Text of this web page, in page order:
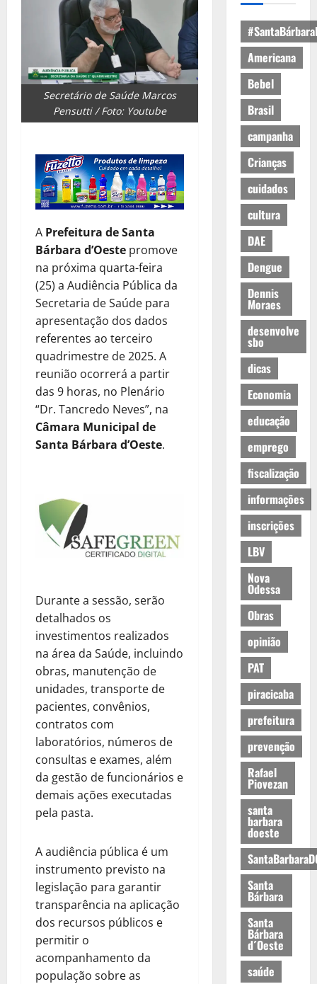
Secretário de Saúde Marcos
Pensutti / Foto: Youtube
A Prefeitura de Santa
Bárbara d’Oeste promove
na próxima quarta-feira
(25) a Audiência Pública da
Secretaria de Saúde para
apresentação dos dados
referentes ao terceiro
quadrimestre de 2025. A
reunião ocorrerá a partir
das 9 horas, no Plenário
“Dr. Tancredo Neves”, na
Câmara Municipal de
Santa Bárbara d’Oeste.
Durante a sessão, serão
detalhados os
investimentos realizados
na área da Saúde, incluindo
obras, manutenção de
unidades, transporte de
pacientes, convênios,
contratos com
laboratórios, números de
consultas e exames, além
da gestão de funcionários e
demais ações executadas
pela pasta.
A audiência pública é um
instrumento previsto na
legislação para garantir
transparência na aplicação
dos recursos públicos e
permitir o
acompanhamento da
população sobre as
Americana
Bebel
Brasil
campanha
Crianças
cuidados
cultura
DAE
Dengue
Dennis
Moraes
desenvolve
sbo
dicas
Economia
educação
emprego
fiscalização
informações
inscrições
LBV
Nova
Odessa
Obras
opinião
PAT
piracicaba
prefeitura
prevenção
Rafael
Piovezan
santa
barbara
doeste
Santa
Bárbara
Santa
Bárbara
d´Oeste
saúde